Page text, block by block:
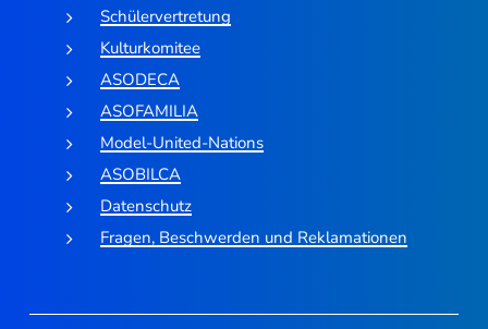
Schülervertretung
Kulturkomitee
ASODECA
ASOFAMILIA
Model-United-Nations
ASOBILCA
Datenschutz
Fragen, Beschwerden und Reklamationen